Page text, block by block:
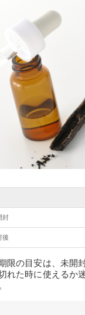
封
後
限の目安は、未開
れた時に使えるか